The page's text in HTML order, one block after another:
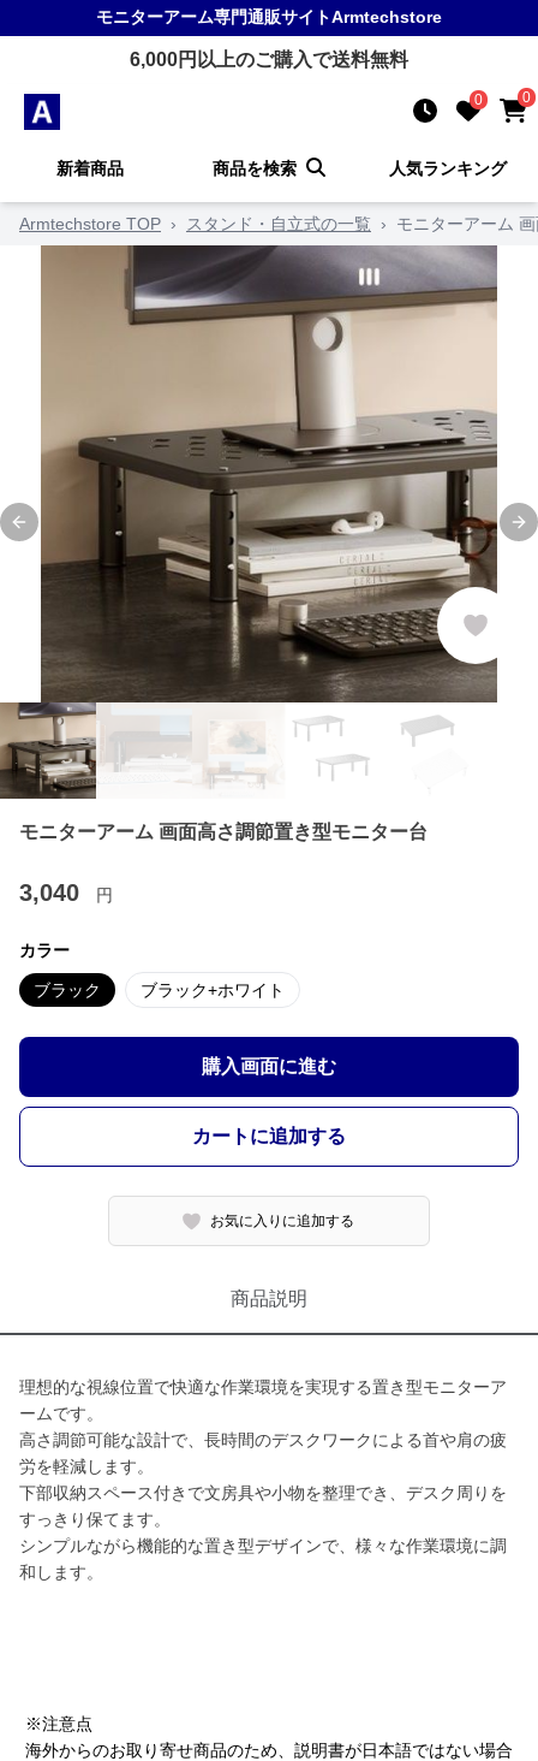
モニターアーム専門通販サイトArmtechstore
6,000円以上のご購入で送料無料
0 0
新着商品 商品を検索 人気ランキング
Armtechstore TOP › スタンド・自立式の一覧 › モニターアーム
Previous slide
モニターアーム 画面高さ調節置き型モニター台
3,040 円
カラー
ブラック ブラック+ホワイト
購入画面に進む
カートに追加する
お気に入りに追加する
商品説明
理想的な視線位置で快適な作業環境を実現する置き型モニターア
ームです。
高さ調節可能な設計で、長時間のデスクワークによる首や肩の疲
労を軽減します。
下部収納スペース付きで文房具や小物を整理でき、デスク周りを
すっきり保てます。
シンプルながら機能的な置き型デザインで、様々な作業環境に調
和します。
※注意点
海外からのお取り寄せ商品のため、説明書が日本語ではない場合